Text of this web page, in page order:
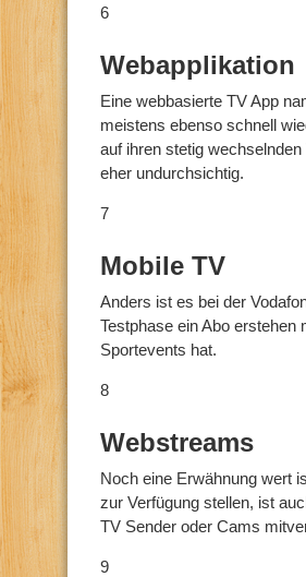
6
Webapplikation
Eine webbasierte TV App
meistens ebenso schnell
auf ihren stetig
eher undurchsichtig.
7
Mobile TV
Anders ist es bei der
Testphase ein Abo
Sportevents hat.
8
Webstreams
Noch eine Erwähnung wert
zur Verfügung stellen, ist
TV Sender oder Cams
9